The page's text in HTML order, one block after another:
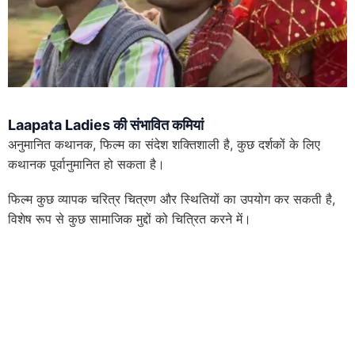
Laapata Ladies की संभावित कमियां
अनुमानित कथानक, फिल्म का संदेश शक्तिशाली है, कुछ दर्शकों के लिए
कथानक पूर्वानुमानित हो सकता है।
फिल्म कुछ व्यापक चरित्र चित्रण और स्थितियों का उपयोग कर सकती है,
विशेष रूप से कुछ सामाजिक मुद्दों को चित्रित करने में।